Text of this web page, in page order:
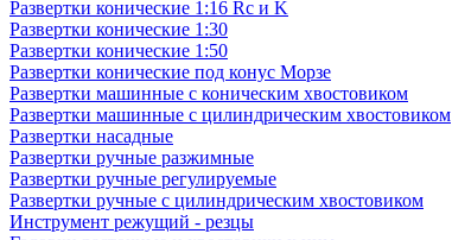
Развертки конические 1:16 Rc и K
Развертки конические 1:30
Развертки конические 1:50
Развертки конические под конус Морзе
Развертки машинные с коническим хвостовиком
Развертки машинные с цилиндрическим хвостовиком
Развертки насадные
Развертки ручные разжимные
Развертки ручные регулируемые
Развертки ручные с цилиндрическим хвостовиком
Инструмент режущий - резцы